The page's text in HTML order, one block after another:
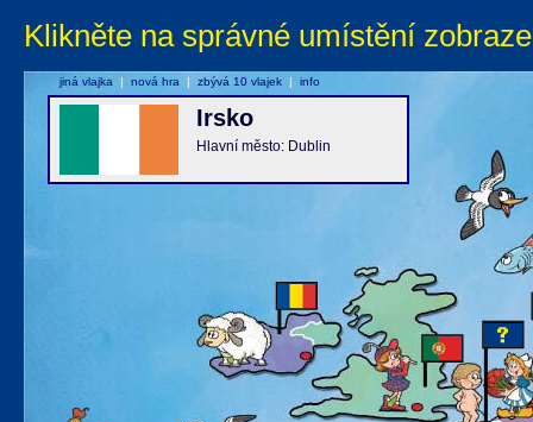
Klikněte na správné umístění
Irsko
Hlavní město: Dublin
jiná vlajka | nová hra | zbývá 10 vlajek | info